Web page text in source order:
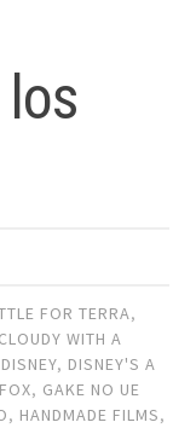
FOR TERRA,
CLOUDY WITH A
DISNEY, DISNEY'S A
, GAKE NO UE
, HANDMADE FILMS,